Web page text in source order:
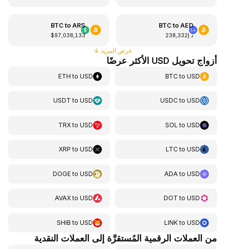
BTC toAED
د.إ238,332
BTC toARS
$97,038,133
عرض المزيد ↓
أزواج تحويل USD الأكثر عرضًا
BTCtoUSD
ETH toUSD
USDCtoUSD
USDT toUSD
SOL toUSD
TRXtoUSD
LTCtoUSD
XRP toUSD
ADA toUSD
DOGEtoUSD
DOT toUSD
AVAXtoUSD
LINKtoUSD
SHIB toUSD
من العملات الرقمية المُستقرَّة إلى العملات النقدية